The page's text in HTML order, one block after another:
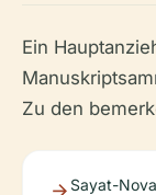
Ein
Zu den
Sayat-